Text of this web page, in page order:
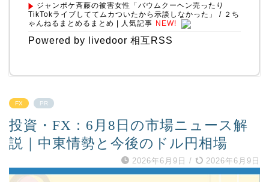
ジャンポケ斉藤の被害女性「バウムクーヘン売ったり
TikTokライブしててムカついたから示談しなかった」 / ２ち
ゃんねるまとめるまとめ | 人気記事 NEW!
Powered by livedoor 相互RSS
FX PR
投資・FX：6月8日の市場ニュース解
説｜中東情勢と今後のドル円相場
2026年6月9日 / 2026年6月9日